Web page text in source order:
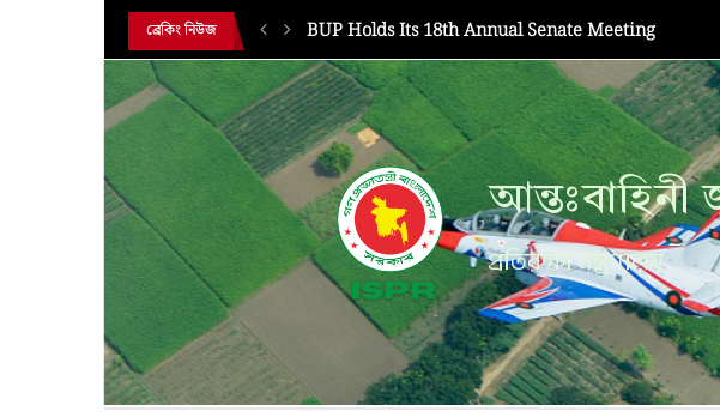
ব্রেকিং নিউজ BUP Holds Its 18th Annual Senate Meeting
প্রতিরক্ষা মন্ত্রণালয়